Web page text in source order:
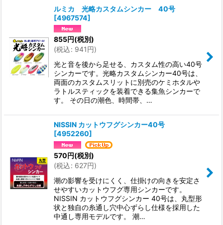
ルミカ 光略カスタムシンカー 40号
[4967574]
855円(税別)
(税込: 941円)
光と音を後から足せる、カスタム性の高い40号
シンカーです。光略カスタムシンカー40号は、
両面のカスタムスリットに別売のケミホタルや
ラトルスティックを装着できる集魚シンカーで
す。 その日の潮色、時間帯、…
NISSIN カットウフグシンカー40号
[4952260]
570円(税別)
(税込: 627円)
潮の影響を受けにくく、仕掛けの向きを安定さ
せやすいカットウフグ専用シンカーです。
NISSIN カットウフグシンカー 40号は、丸型形
状と独自の糸通し穴中心ずらし仕様を採用した
中通し専用モデルです。 潮…